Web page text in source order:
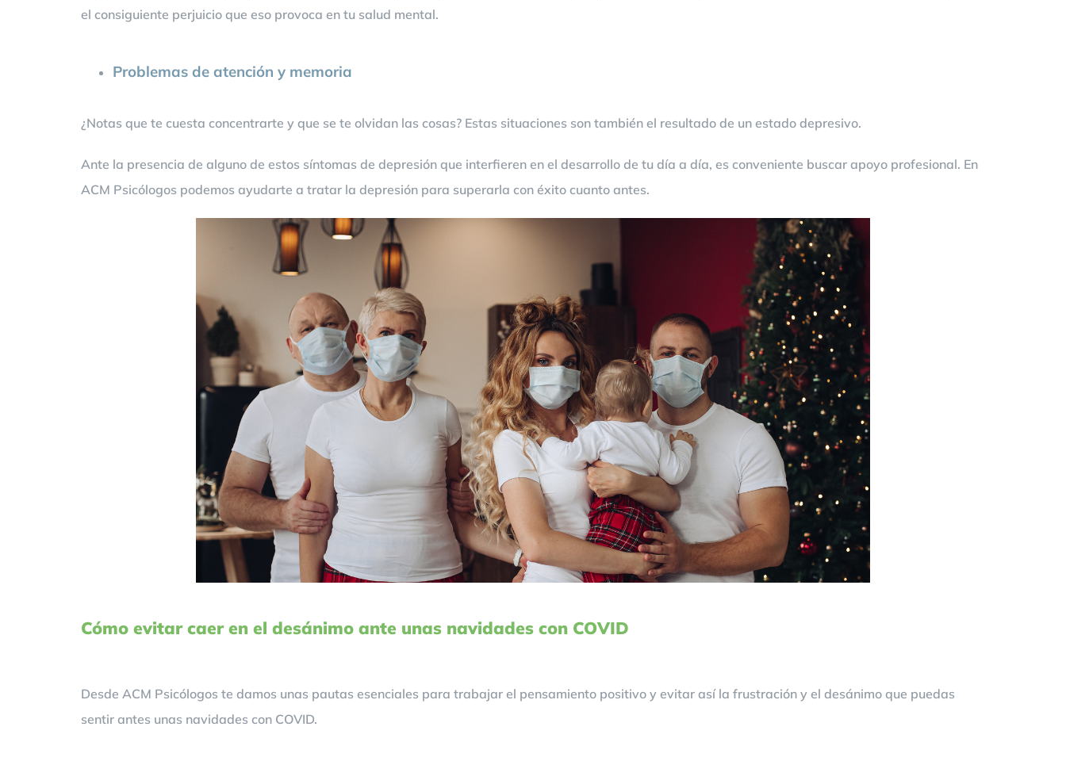
el consiguiente perjuicio que eso provoca en tu salud mental.
Problemas de atención y memoria
¿Notas que te cuesta concentrarte y que se te olvidan las cosas? Estas situaciones son también el resultado de un estado depresivo.
Ante la presencia de alguno de estos síntomas de depresión que interfieren en el desarrollo de tu día a día, es conveniente buscar apoyo profesional. En
ACM Psicólogos podemos ayudarte a tratar la depresión para superarla con éxito cuanto antes.
Cómo evitar caer en el desánimo ante unas navidades con COVID
Desde ACM Psicólogos te damos unas pautas esenciales para trabajar el pensamiento positivo y evitar así la frustración y el desánimo que puedas
sentir antes unas navidades con COVID.